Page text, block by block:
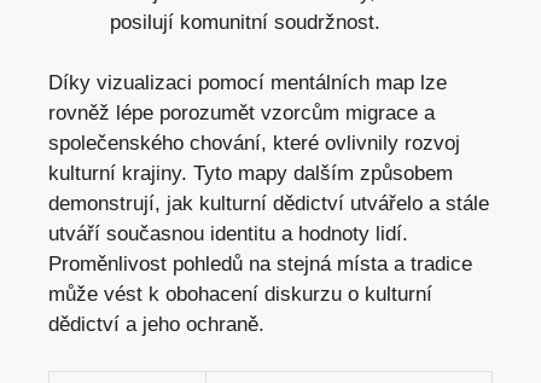
posilují komunitní soudržnost.
Díky vizualizaci pomocí mentálních map lze
rovněž lépe porozumět vzorcům migrace a
společenského chování, které ovlivnily rozvoj
kulturní krajiny. Tyto mapy dalším způsobem
demonstrují, jak kulturní dědictví utvářelo a stále
utváří současnou identitu a hodnoty lidí.
Proměnlivost pohledů na stejná místa a tradice
může vést k obohacení diskurzu o kulturní
dědictví a jeho ochraně.